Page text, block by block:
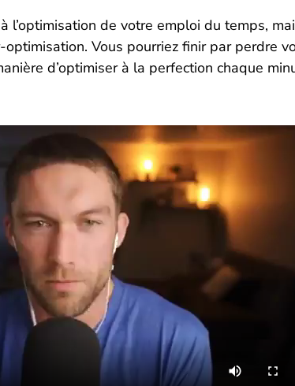
l’optimisation de votre emploi du temps,
Vous pourriez finir par perdre
d’optimiser à la perfection chaque